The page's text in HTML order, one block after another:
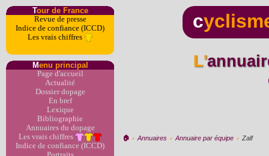
Tour de France
Revue de presse
Indice de confiance (ICCD)
Les vrais chiffres
Menu principal
Page d'accueil
Actualité
Dossier dopage
En bref
Lexique
Bibliographie
Annuaires du dopage
Les vrais chiffres
Indice de confiance (ICCD)
c
L'annuaire du dopage par
🏠︎ › Annuaires › Annuaire par équipe › Zalf